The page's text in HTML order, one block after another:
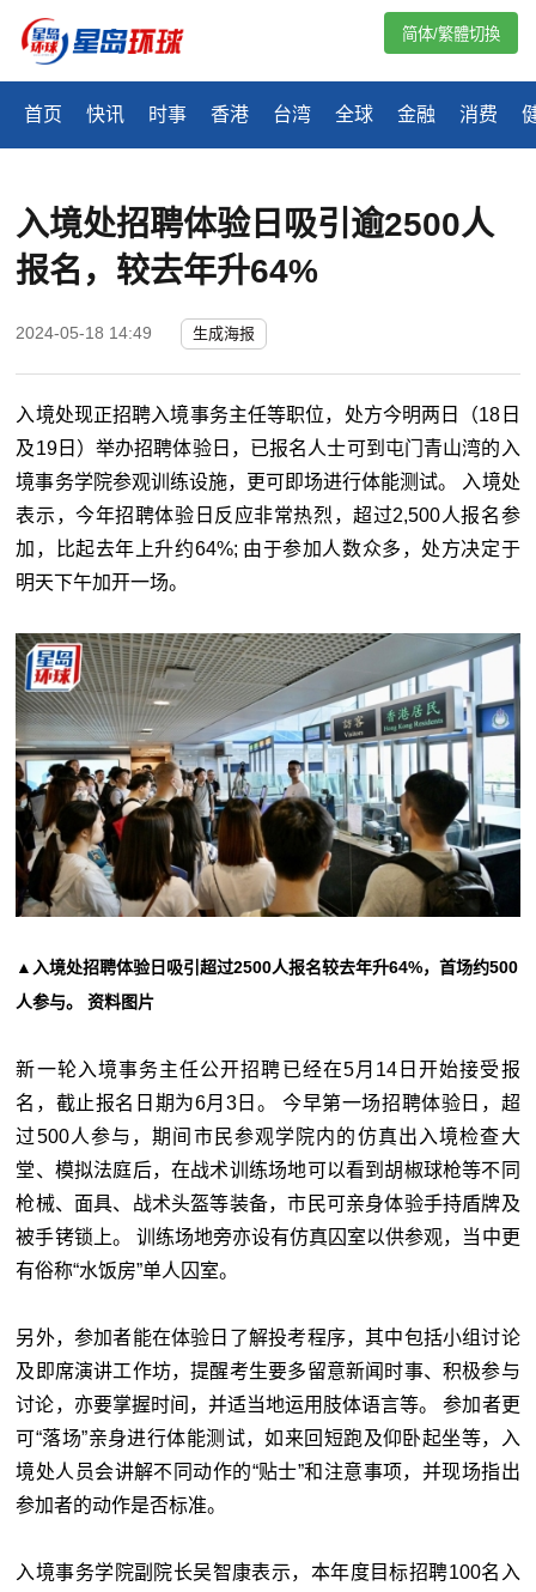
首页 快讯 时事 香港 台湾 全球 金融 消费
简体/繁體切換
入境处招聘体验日吸引逾2500人
报名，较去年升64%
2024-05-18 14:49 生成海报
入境处现正招聘入境事务主任等职位，处方今明两日（18日
及19日）举办招聘体验日，已报名人士可到屯门青山湾的入
境事务学院参观训练设施，更可即场进行体能测试。 入境处
表示，今年招聘体验日反应非常热烈，超过2,500人报名参
加，比起去年上升约64%; 由于参加人数众多，处方决定于
明天下午加开一场。
▲入境处招聘体验日吸引超过2500人报名较去年升64%，首场约500
人参与。 资料图片
新一轮入境事务主任公开招聘已经在5月14日开始接受报
名，截止报名日期为6月3日。 今早第一场招聘体验日，超
过500人参与，期间市民参观学院内的仿真出入境检查大
堂、模拟法庭后，在战术训练场地可以看到胡椒球枪等不同
枪械、面具、战术头盔等装备，市民可亲身体验手持盾牌及
被手铐锁上。 训练场地旁亦设有仿真囚室以供参观，当中更
有俗称“水饭房”单人囚室。
另外，参加者能在体验日了解投考程序，其中包括小组讨论
及即席演讲工作坊，提醒考生要多留意新闻时事、积极参与
讨论，亦要掌握时间，并适当地运用肢体语言等。 参加者更
可“落场”亲身进行体能测试，如来回短跑及仰卧起坐等，入
境处人员会讲解不同动作的“贴士”和注意事项，并现场指出
参加者的动作是否标准。
入境事务学院副院长吴智康表示，本年度目标招聘100名入